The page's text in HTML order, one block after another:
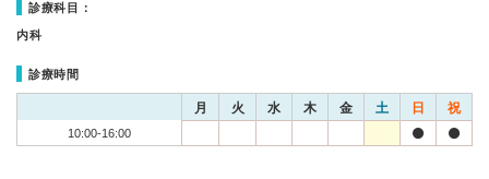
診療科目：
内科
診療時間
月 火 水 木 金 土 日 祝
10:00-16:00